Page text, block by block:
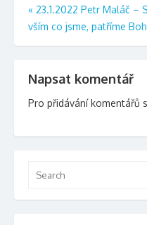
Navigace
pro
« 23.1.2022 Petr Maláč –
vším co jsme, patříme
Napsat komentář
Pro přidávání komentářů